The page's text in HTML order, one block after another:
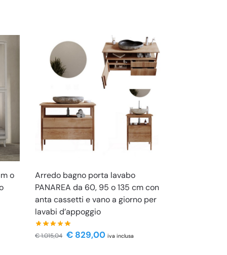
o
Arredo bagno porta lavabo
PANAREA da 60, 95 o 135 cm con
anta cassetti e vano a giorno per
lavabi d’appoggio
€1.015,04 € 829,00 iva inclusa